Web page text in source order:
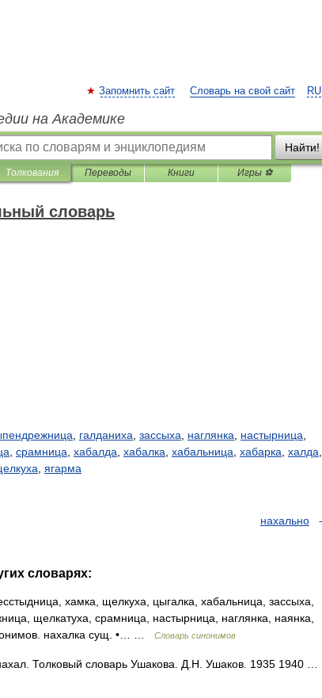
RU
Запомнить сайт Словарь на свой сайт
на Академике
Найти!
Толкования Переводы Книги Игры ⚽
словарь
галданиха зассыха наглянка настырница
срамница хабалда хабалка хабальница хабарка халда
ягарма
нахально
словарях:
хамка, щелкуха, цыгалка, хабальница, зассыха,
щелкатуха, срамница, настырница, наглянка, наянка,
нахалка сущ. •… …
Словарь синонимов
Толковый словарь Ушакова. Д.Н. Ушаков. 1935 1940 …